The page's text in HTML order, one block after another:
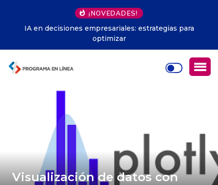
¡NOVEDADES!
IA en decisiones empresariales: estrategias para
optimizar
Visualización de datos con